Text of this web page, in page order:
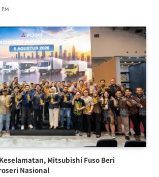
Mitsubishi Fuso Beri
Nasional